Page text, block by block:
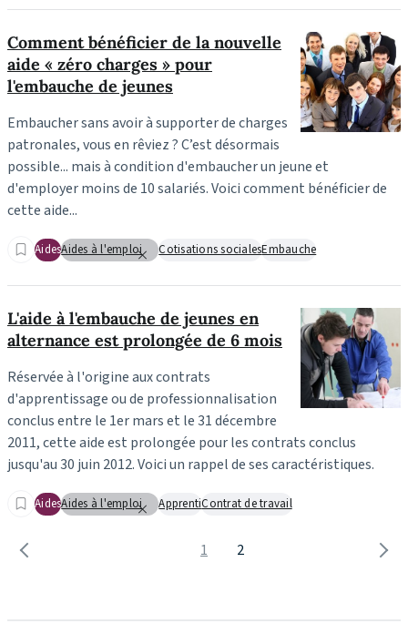
Comment bénéficier de la nouvelle
aide « zéro charges » pour
l'embauche de jeunes
Embaucher sans avoir à supporter de charges
patronales, vous en rêviez ? C’est désormais
possible... mais à condition d'embaucher un jeune et
d'employer moins de 10 salariés. Voici comment bénéficier de
cette aide...
AidesAides à l'emploi Cotisations socialesEmbauche
L'aide à l'embauche de jeunes en
alternance est prolongée de 6 mois
Réservée à l'origine aux contrats
d'apprentissage ou de professionnalisation
conclus entre le 1er mars et le 31 décembre
2011, cette aide est prolongée pour les contrats conclus
jusqu'au 30 juin 2012. Voici un rappel de ses caractéristiques.
AidesAides à l'emploi ApprentiContrat de travail
1 2